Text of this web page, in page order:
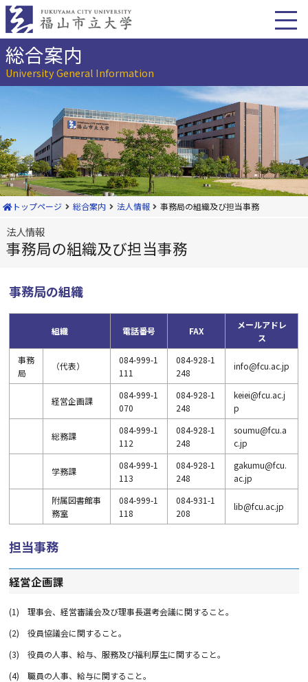
本
へ
動総合案内
University General Information
トップページ 総合案内 法人情報 事務局の組織及び担当事務
法人情報
事務局の組織及び担当事務
事務局の組織
組織 電話番号 FAX
メールアドレ
ス
事務
局
（代表）
084-999-1
111
084-928-1
248
info@fcu.ac.jp
経営企画課
084-999-1
070
084-928-1
248
keiei@fcu.ac.j
p
総務課
084-999-1
112
084-928-1
248
soumu@fcu.a
c.jp
学務課
084-999-1
113
084-928-1
248
gakumu@fcu.
ac.jp
附属図書館事
務室
084-999-1
118
084-931-1
208
lib@fcu.ac.jp
担当事務
経営企画課
(1) 理事会、経営審議会及び理事長選考会議に関すること。
(2) 役員協議会に関すること。
(3) 役員の人事、給与、服務及び福利厚生に関すること。
(4) 職員の人事、給与に関すること。